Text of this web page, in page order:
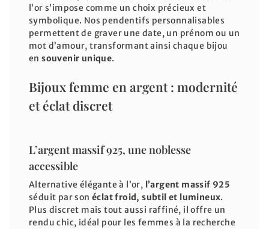
l’or s’impose comme un choix précieux et
symbolique. Nos pendentifs personnalisables
permettent de graver une date, un prénom ou un
mot d’amour, transformant ainsi chaque bijou
ensouvenir unique.
Bijoux femme en argent : modernité
et éclat discret
L’argent massif 925, une noblesse
accessible
Alternative élégante à l’or, l’argent massif 925
séduit par sonéclat froid, subtil et lumineux.
Plus discret mais tout aussi raffiné, il offre un
rendu chic, idéal pour les femmes à la recherche